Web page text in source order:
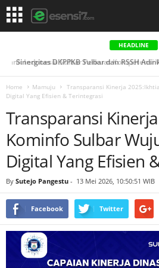
HEADLINE
Home Mamuju
Transparansi Kinerja
Digital Yang Efisien & Terintegrasi
Transparansi
Kominfo Sulbar
Digital Yang Efisien
By Sutejo Pangestu - 13 Mei 2026, 10:50:51 WIB
Facebook Twitter